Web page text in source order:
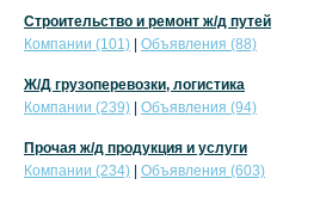
Строительство и ремонт ж/д путей
Компании (101)
Объявления (88)
Ж/Д грузоперевозки, логистика
Компании (239)
Объявления (94)
Прочая ж/д продукция и услуги
Компании (234)
Объявления (603)